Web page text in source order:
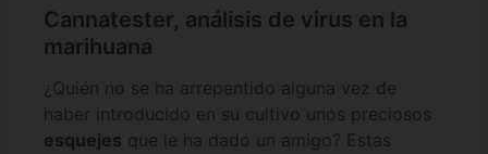
Cannatester, análisis de virus en la
marihuana
¿Quién no se ha arrepentido alguna vez de
haber introducido en su cultivo unos preciosos
esquejes que le ha dado un amigo? Estas